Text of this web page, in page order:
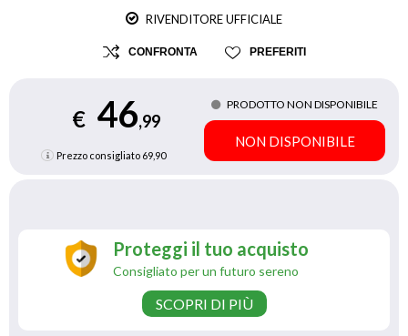
RIVENDITORE UFFICIALE
CONFRONTA PREFERITI
€ 46,99
Prezzo consigliato 69,90
PRODOTTO NON DISPONIBILE
NON DISPONIBILE
Proteggi il tuo acquisto
Consigliato per un futuro sereno
SCOPRI DI PIÙ